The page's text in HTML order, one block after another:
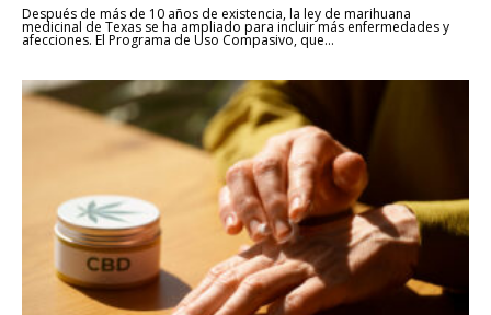
Después de más de 10 años de existencia, la ley de marihuana
medicinal de Texas se ha ampliado para incluir más enfermedades y
afecciones. El Programa de Uso Compasivo, que...